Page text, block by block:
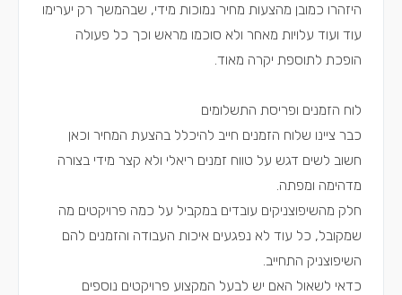
היזהרו כמובן מהצעות מחיר נמוכות מידי, שבהמשך רק יערימו
עוד ועוד עלויות מאחר ולא סוכמו מראש וכך כל פעולה
הופכת לתוספת יקרה מאוד.
לוח הזמנים ופריסת התשלומים
כבר ציינו שלוח הזמנים חייב להיכלל בהצעת המחיר וכאן
חשוב לשים דגש על טווח זמנים ריאלי ולא קצר מידי בצורה
מדהימה ומפתה.
חלק מהשיפוצניקים עובדים במקביל על כמה פרויקטים מה
שמקובל, כל עוד לא נפגעים איכות העבודה והזמנים להם
השיפוצניק התחייב.
כדאי לשאול האם יש לבעל המקצוע פרויקטים נוספים